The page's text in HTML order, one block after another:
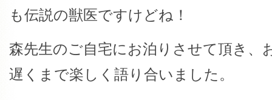
も伝説の獣医ですけどね！
森先生のご自宅にお泊りさせて頂き、
遅くまで楽しく語り合いました。